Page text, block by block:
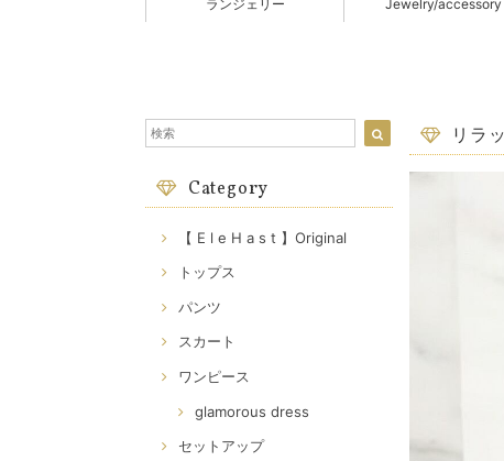
ランジェリー Jewelry/accessory
Category
【 E l e H a s t 】Original
トップス
パンツ
スカート
ワンピース
glamorous dress
セットアップ
リラ